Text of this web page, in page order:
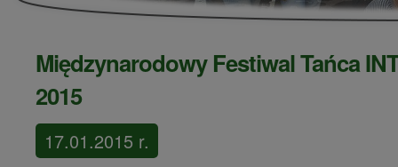
Międzynarodowy Festiwal Tańca
2015
17.01.2015 r.